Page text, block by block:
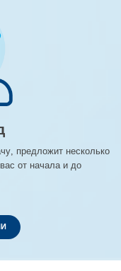
предложит несколько
от начала и до